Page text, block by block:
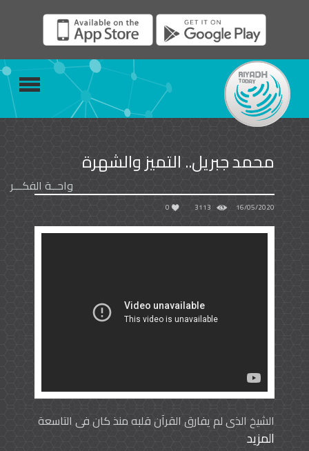
محمد جبريل.. التميز والشهرة
واحــة الفكـــر
16/05/2020
3113
0
الشيخ الذي لم يفارق القرآن قلبه منذ كان في التاسعة
من عمره
المزيد